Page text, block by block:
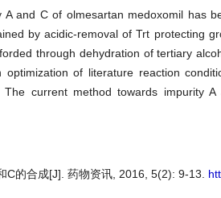
and C of olmesartan medoxomil has
by acidic-removal of Trt protecting
through dehydration of tertiary
of literature reaction
current method towards impurity
C的合成[J]. 药物资讯, 2016, 5(2): 9-13.